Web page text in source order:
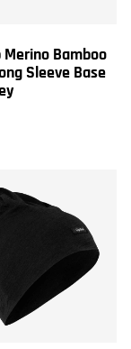
Merino Bamboo
Sleeve Base